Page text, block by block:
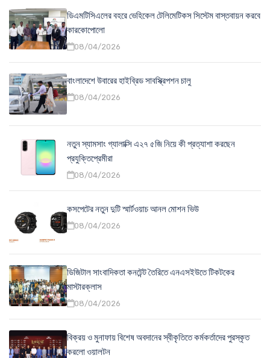
ডিএমটিসিএলের বহরে ভেহিকেল টেলিমেটিকস সিস্টেম বাস্তবায়ন করবে
কারকোপোলো
08/04/2026
বাংলাদেশে উবারের হাইব্রিড সাবস্ক্রিপশন চালু
08/04/2026
নতুন স্যামসাং গ্যালাক্সি এ২৭ ৫জি নিয়ে কী প্রত্যাশা করছেন
প্রযুক্তিপ্রেমীরা
08/04/2026
কসপেটের নতুন দুটি স্মার্টওয়াচ আনল মোশন ভিউ
08/04/2026
ডিজিটাল সাংবাদিকতা কনটেন্ট তৈরিতে এনএসইউতে টিকটকের
মাস্টারক্লাস
08/04/2026
বিক্রয় ও মুনাফায় বিশেষ অবদানের স্বীকৃতিতে কর্মকর্তাদের পুরস্কৃত
করলো ওয়ালটন